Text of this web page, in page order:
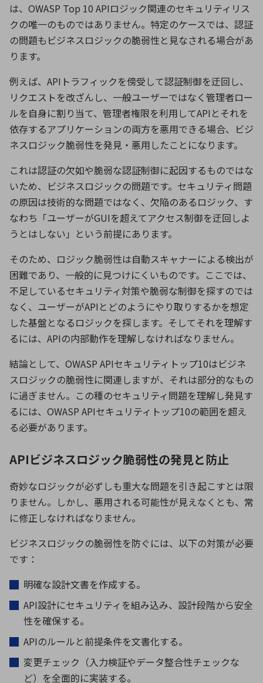
は、 OWASP Top 10 APIロジック関連のセキュリティリス
クの唯一のものではありません。特定のケースでは、認証
の問題もビジネスロジックの脆弱性と見なされる場合があ
ります。
例えば、 API トラフィックを傍受して認証制御を迂回し、
リクエストを改ざんし、一般ユーザーではなく管理者ロー
ルを自身に割り当て、管理者権限を利用してAPI とそれを
依存するアプリケーションの両方を悪用できる場合、ビジ
ネスロジック脆弱性を発見・悪用したことになります。
これは認証の欠如や脆弱な認証制御に起因するものではな
いため、ビジネスロジックの問題です。セキュリティ問題
の原因は技術的な問題ではなく、欠陥のあるロジック、す
なわち「ユーザーがGUIを超えてアクセス制御を迂回しよ
うとはしない」という前提にあります。
そのため、ロジック脆弱性は自動スキャナーによる検出が
困難であり、一般的に見つけにくいものです。ここでは、
不足しているセキュリティ対策や脆弱な制御を探すのでは
なく、ユーザーがAPI とどのようにやり取りするかを想定
した基盤となるロジックを探します。そしてそれを理解す
るには、 APIの内部動作を理解しなければなりません。
結論として、 OWASP APIセキュリティトップ10はビジネ
スロジックの脆弱性に関連しますが、それは部分的なもの
に過ぎません。この種のセキュリティ問題を理解し発見す
るには、 OWASP APIセキュリティトップ10の範囲を超え
る必要があります。
APIビジネスロジック脆弱性の発見と防止
奇妙なロジックが必ずしも重大な問題を引き起こすとは限
りません。しかし、悪用される可能性が見えなくとも、常
に修正しなければなりません。
ビジネスロジックの脆弱性を防ぐには、以下の対策が必要
です：
明確な設計文書を作成する。
API設計にセキュリティを組み込み、設計段階から安全
性を確保する。
APIのルールと前提条件を文書化する。
変更チェック（入力検証やデータ整合性チェックな
ど）を全面的に実装する。